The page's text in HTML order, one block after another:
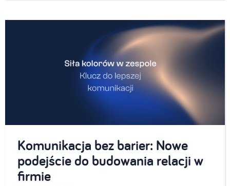
Komunikacja bez barier: Nowe
podejście do budowania relacji w
firmie